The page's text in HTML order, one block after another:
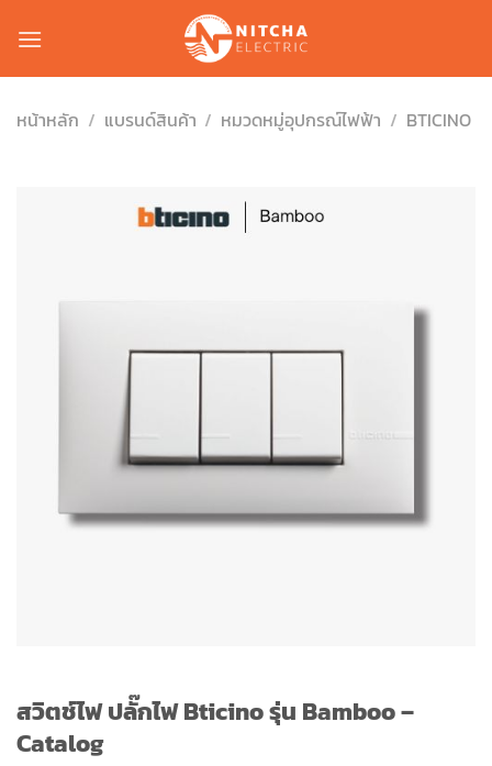
หน้าหลัก / แบรนด์สินค้า / หมวดหมู่อุปกรณ์ไฟฟ้า / BTICINO
สวิตช์ไฟ ปลั๊กไฟ Bticino รุ่น Bamboo –
Catalog